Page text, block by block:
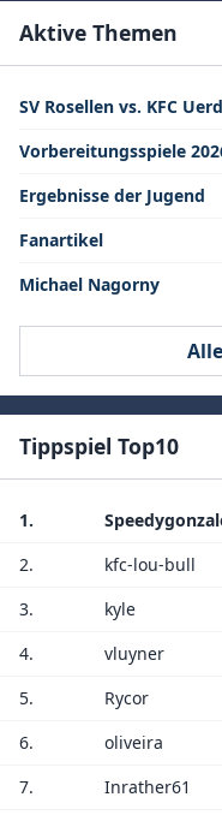
Aktive Themen
SV Rosellen vs. KFC
Vorbereitungsspiele
Ergebnisse der Jugend
Fanartikel
Michael Nagorny
Tippspiel Top10
1.
2.
kfc-lou-bull
3.
kyle
4.
vluyner
5.
Rycor
6.
oliveira
7.
Inrather61